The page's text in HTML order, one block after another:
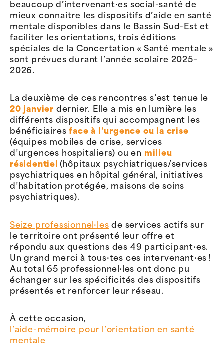
beaucoup d’intervenant·es social-santé de
mieux connaitre les dispositifs d’aide en santé
mentale disponibles dans le Bassin Sud-Est et
faciliter les orientations, trois éditions
spéciales de la Concertation « Santé mentale »
sont prévues durant l’année scolaire 2025–
2026.
La deuxième de ces rencontres s’est tenue le
20 janvier dernier. Elle a mis en lumière les
différents dispositifs qui accompagnent les
bénéficiairesface à l’urgence ou la crise
(équipes mobiles de crise, services
d’urgences hospitaliers) ou en milieu
résidentiel (hôpitaux psychiatriques/services
psychiatriques en hôpital général, initiatives
d’habitation protégée, maisons de soins
psychiatriques).
Seize professionnel·les de services actifs sur
le territoire ont présenté leur offre et
répondu aux questions des 49 participant·es.
Un grand merci à tous·tes ces intervenant·es !
Au total 65 professionnel·les ont donc pu
échanger sur les spécificités des dispositifs
présentés et renforcer leur réseau.
À cette occasion,
l’aide-mémoire pour l’orientation en santé
mentale